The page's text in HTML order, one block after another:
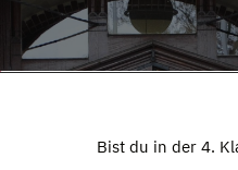
Bist du in der 4.